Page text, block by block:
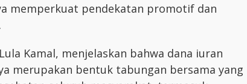
memperkuat pendekatan promotif dan
Kamal, menjelaskan bahwa dana iuran
merupakan bentuk tabungan bersama yang